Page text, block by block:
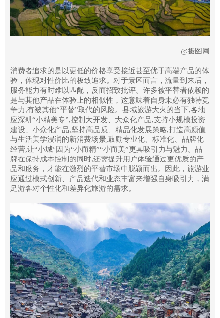
@摄图网
消费者追求的是以更低的价格享受接近甚至优于高端产品的体
验，体现对性价比的极致追求。对于景区而言，流量到来后，
服务能力有时难以匹配，反而招致批评。许多被平替者依赖的
是与其他产品在体验上的相似性，这意味着自身未必有独特竞
争力,有被其他“平替”取代的风险。县域旅游大火的当下,各地
应深耕“小精美专”,控制大开发、大众化产品,支持小规模投资
建设、小众化产品,坚持高品质、精品化发展策略,打造高颜值
与生活美学浸润的新消费场景,鼓励专业化、标准化、品牌化
经营,让“小城”因为“小而精”“小而美”更具吸引力与魅力。品
牌在保持成本控制的同时,还需提升用户体验通过更优质的产
品和服务，才能在激烈的平替市场中脱颖而出。因此，旅游业
应通过模式创新、产品迭代和业态丰富来增强自身吸引力，满
足游客对个性化和差异化旅游的需求。